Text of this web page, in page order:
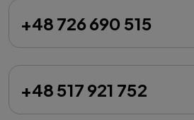
+48 726 690 515
+48 517 921 752